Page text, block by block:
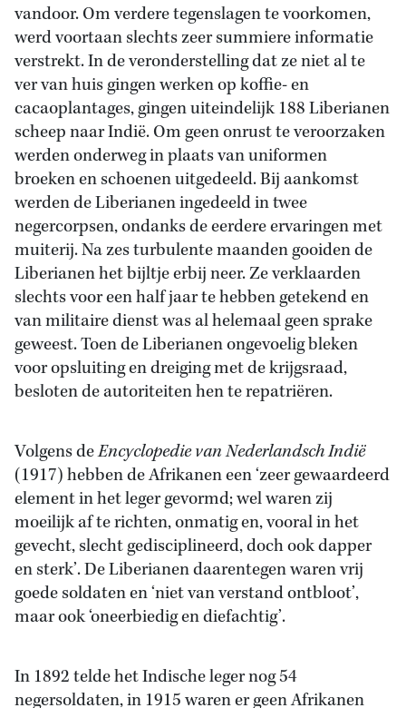
vandoor. Om verdere tegenslagen te voorkomen,
werd voortaan slechts zeer summiere informatie
verstrekt. In de veronderstelling dat ze niet al te
ver van huis gingen werken op koffie- en
cacaoplantages, gingen uiteindelijk 188 Liberianen
scheep naar Indië. Om geen onrust te veroorzaken
werden onderweg in plaats van uniformen
broeken en schoenen uitgedeeld. Bij aankomst
werden de Liberianen ingedeeld in twee
negercorpsen, ondanks de eerdere ervaringen met
muiterij. Na zes turbulente maanden gooiden de
Liberianen het bijltje erbij neer. Ze verklaarden
slechts voor een half jaar te hebben getekend en
van militaire dienst was al helemaal geen sprake
geweest. Toen de Liberianen ongevoelig bleken
voor opsluiting en dreiging met de krijgsraad,
besloten de autoriteiten hen te repatriëren.
Volgens deEncyclopedie van Nederlandsch Indië
(1917) hebben de Afrikanen een ‘zeer gewaardeerd
element in het leger gevormd; wel waren zij
moeilijk af te richten, onmatig en, vooral in het
gevecht, slecht gedisciplineerd, doch ook dapper
en sterk’. De Liberianen daarentegen waren vrij
goede soldaten en ‘niet van verstand ontbloot’,
maar ook ‘oneerbiedig en diefachtig’.
In 1892 telde het Indische leger nog 54
negersoldaten, in 1915 waren er geen Afrikanen